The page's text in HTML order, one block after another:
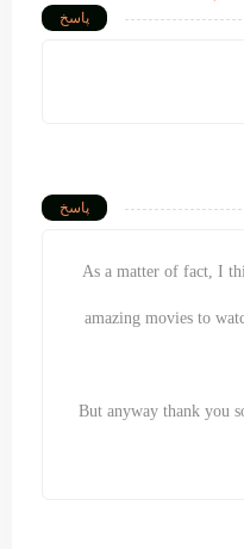
پاسخ
پاسخ
As a matter of fact, I
amazing movies to
But anyway thank you